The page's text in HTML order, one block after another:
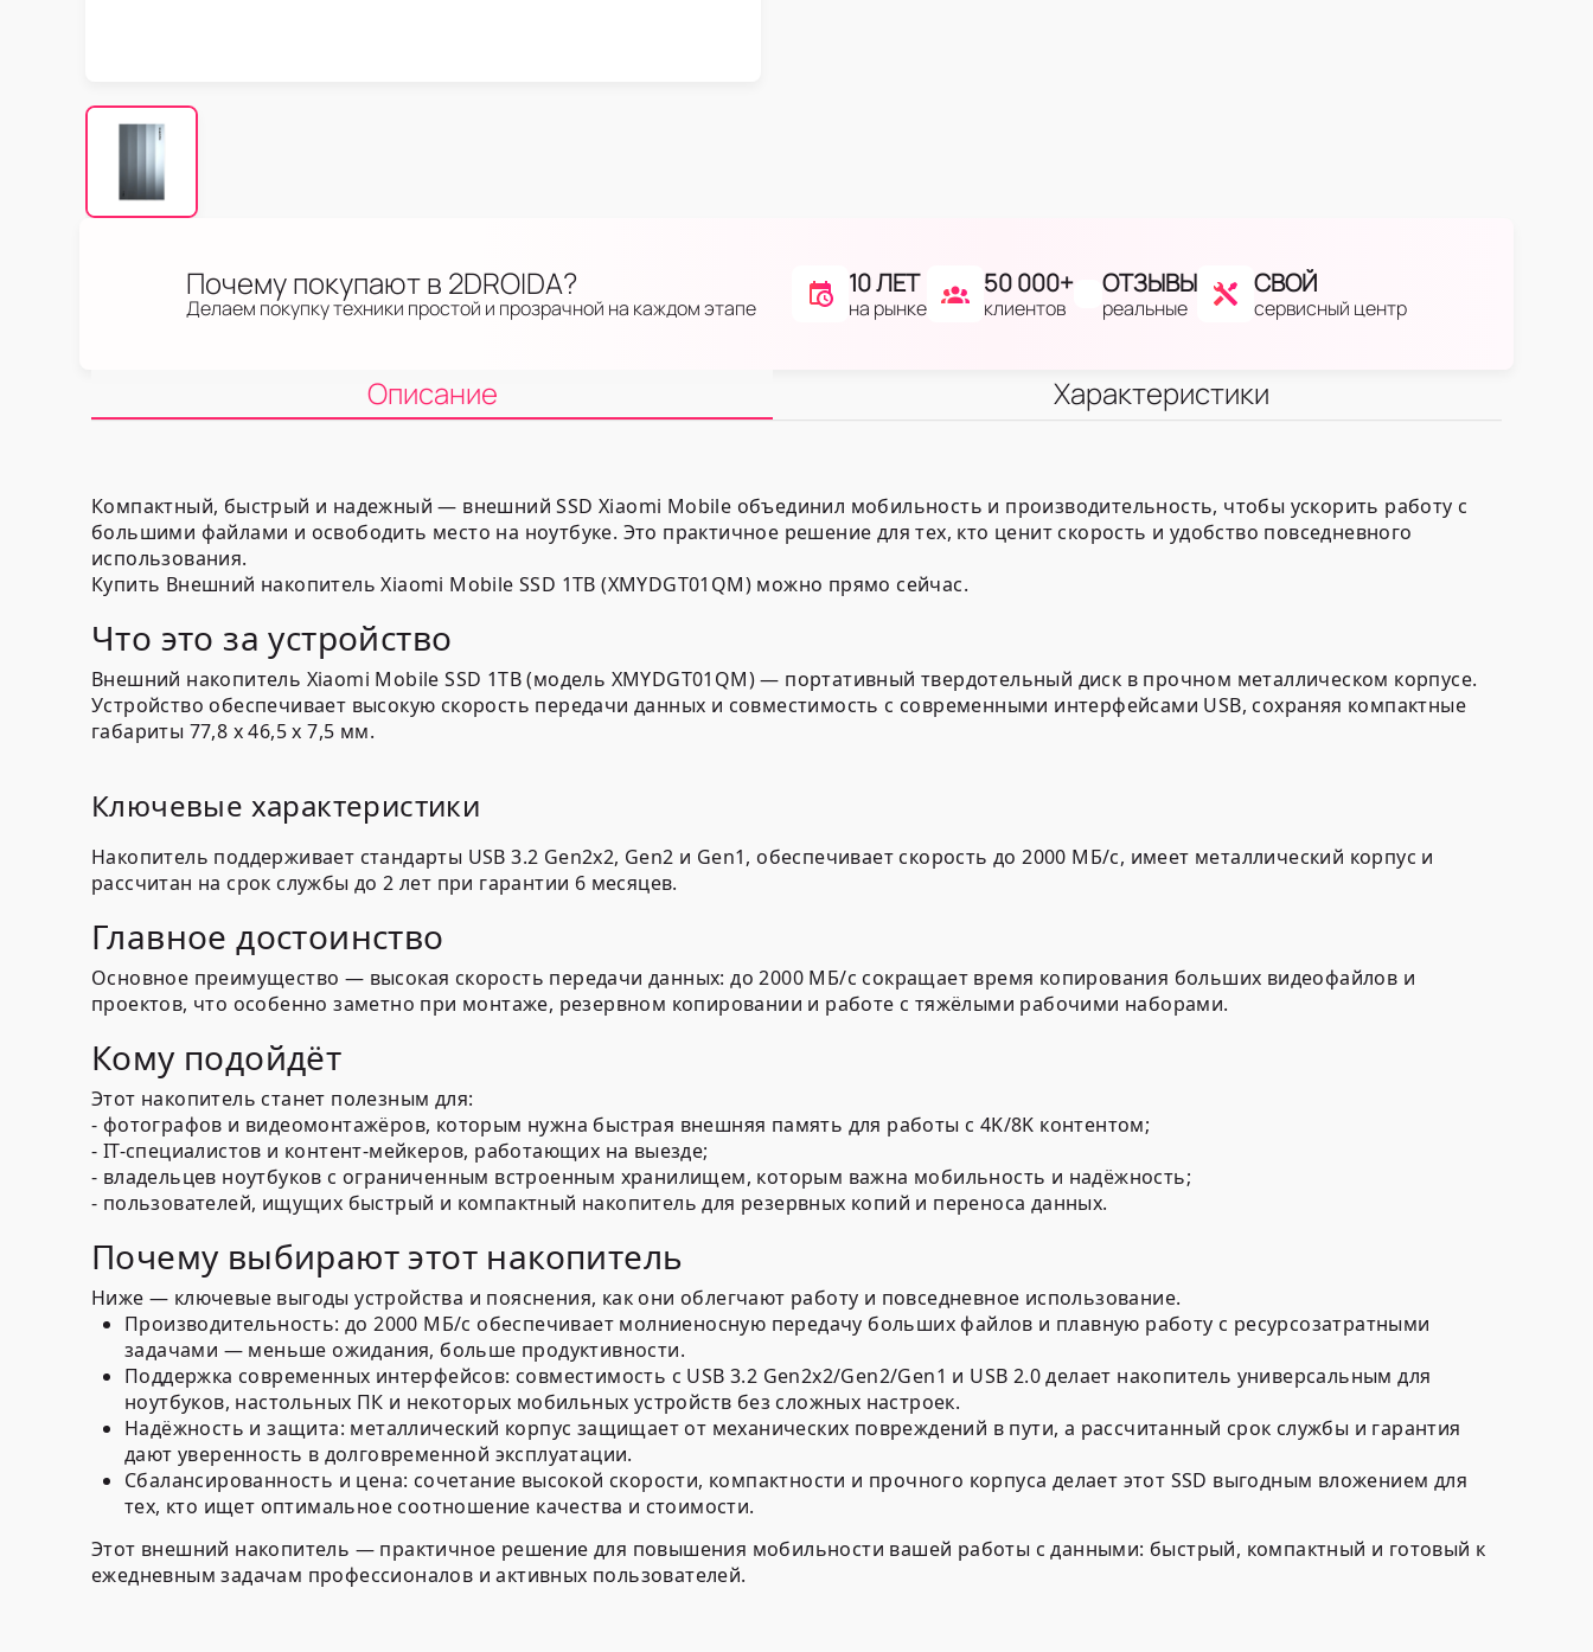
Почему покупают в 2DROIDA?
Делаем покупку техники простой и прозрачной на каждом этапе
10 ЛЕТ
на рынке
50 000+
клиентов
ОТЗЫВЫ
реальные
СВОЙ
сервисный центр
Описание Характеристики
Компактный, быстрый и надежный — внешний SSD Xiaomi Mobile объединил мобильность и производительность, чтобы ускорить работу с
большими файлами и освободить место на ноутбуке. Это практичное решение для тех, кто ценит скорость и удобство повседневного
использования.
Купить Внешний накопитель Xiaomi Mobile SSD 1TB (XMYDGT01QM) можно прямо сейчас.
Что это за устройство
Внешний накопитель Xiaomi Mobile SSD 1TB (модель XMYDGT01QM) — портативный твердотельный диск в прочном металлическом корпусе.
Устройство обеспечивает высокую скорость передачи данных и совместимость с современными интерфейсами USB, сохраняя компактные
габариты 77,8 x 46,5 x 7,5 мм.
Ключевые характеристики
Накопитель поддерживает стандарты USB 3.2 Gen2x2, Gen2 и Gen1, обеспечивает скорость до 2000 МБ/с, имеет металлический корпус и
рассчитан на срок службы до 2 лет при гарантии 6 месяцев.
Главное достоинство
Основное преимущество — высокая скорость передачи данных: до 2000 МБ/с сокращает время копирования больших видеофайлов и
проектов, что особенно заметно при монтаже, резервном копировании и работе с тяжёлыми рабочими наборами.
Кому подойдёт
Этот накопитель станет полезным для:
- фотографов и видеомонтажёров, которым нужна быстрая внешняя память для работы с 4K/8K контентом;
- IT-специалистов и контент-мейкеров, работающих на выезде;
- владельцев ноутбуков с ограниченным встроенным хранилищем, которым важна мобильность и надёжность;
- пользователей, ищущих быстрый и компактный накопитель для резервных копий и переноса данных.
Почему выбирают этот накопитель
Ниже — ключевые выгоды устройства и пояснения, как они облегчают работу и повседневное использование.
Производительность: до 2000 МБ/с обеспечивает молниеносную передачу больших файлов и плавную работу с ресурсозатратными
задачами — меньше ожидания, больше продуктивности.
Поддержка современных интерфейсов: совместимость с USB 3.2 Gen2x2/Gen2/Gen1 и USB 2.0 делает накопитель универсальным для
ноутбуков, настольных ПК и некоторых мобильных устройств без сложных настроек.
Надёжность и защита: металлический корпус защищает от механических повреждений в пути, а рассчитанный срок службы и гарантия
дают уверенность в долговременной эксплуатации.
Сбалансированность и цена: сочетание высокой скорости, компактности и прочного корпуса делает этот SSD выгодным вложением для
тех, кто ищет оптимальное соотношение качества и стоимости.
Этот внешний накопитель — практичное решение для повышения мобильности вашей работы с данными: быстрый, компактный и готовый к
ежедневным задачам профессионалов и активных пользователей.